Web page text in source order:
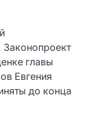
Законопроект
главы
Евгения
до конца